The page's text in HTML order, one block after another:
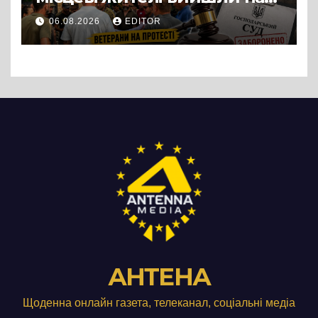
протест до стін
підприємства ТОВ «Омега
Три», що займається
06.08.2026 EDITOR
АНТЕНА
Щоденна онлайн газета, телеканал, соціальні медіа